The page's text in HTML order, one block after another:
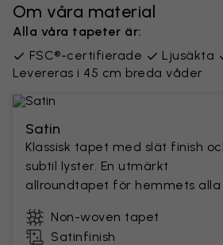
Om våra material
Alla våra tapeter är:
FSC®-certifierade
Ljusäkta
Levereras i 45 cm breda våder
Satin
Klassisk tapet med slät finish
subtil lyster. En utmärkt
allroundtapet för hemmets alla
Non-woven tapet
Satinfinish